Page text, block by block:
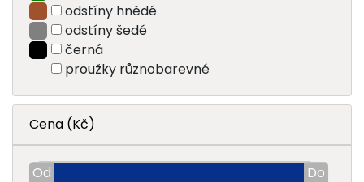
odstíny hnědé
odstíny šedé
černá
proužky různobarevné
Cena (Kč)